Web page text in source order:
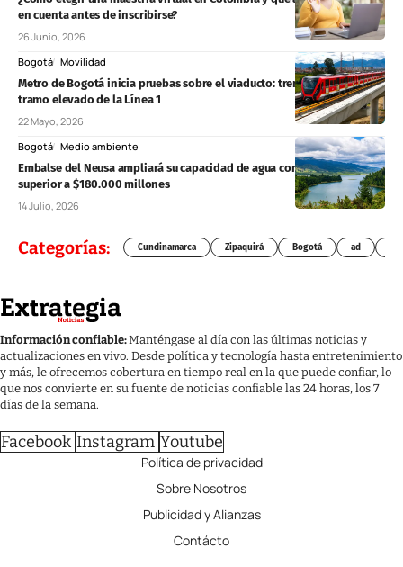
en cuenta antes de inscribirse?
26 Junio, 2026
Bogotá Movilidad
Metro de Bogotá inicia pruebas sobre el viaducto: trenes ya recorren
tramo elevado de la Línea 1
22 Mayo, 2026
Bogotá Medio ambiente
Embalse del Neusa ampliará su capacidad de agua con inversión
superior a $180.000 millones
14 Julio, 2026
Categorías: Cundinamarca Zipaquirá Bogotá ad
Información confiable:Manténgase al día con las últimas noticias y
actualizaciones en vivo. Desde política y tecnología hasta entretenimiento
y más, le ofrecemos cobertura en tiempo real en la que puede confiar, lo
que nos convierte en su fuente de noticias confiable las 24 horas, los 7
días de la semana.
Facebook Instagram Youtube
Política de privacidad
Sobre Nosotros
Publicidad y Alianzas
Contácto